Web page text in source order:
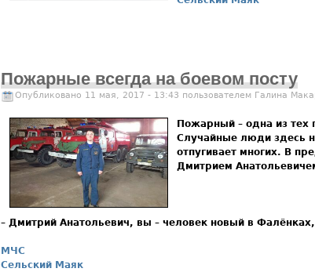
Пожарные всегда на боевом посту
Опубликовано 11 мая, 2017 - 13:43 пользователем Галина
Пожарный – одна из тех
Случайные люди здесь
отпугивает многих. В
Дмитрием
– Дмитрий Анатольевич, вы – человек новый в
МЧС
Сельский Маяк